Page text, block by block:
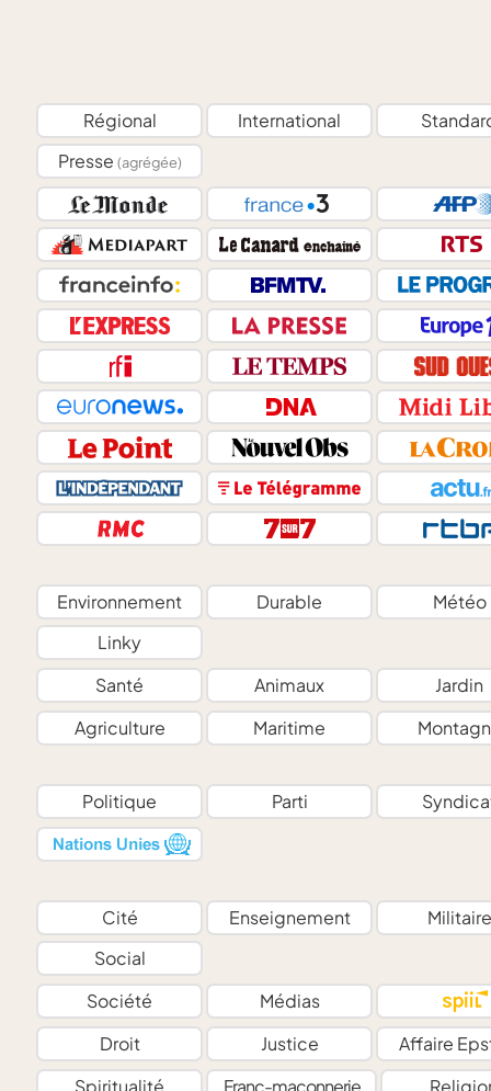
Régional International
Presse (agrégée)
Environnement Durable
Météo
Linky
Santé
Animaux
Jardin
Agriculture
Maritime
Politique Parti
Cité Enseignement
Militaire
Social
Société
Médias
Droit
Justice
Affaire
Spiritualité
Franc-maçonnerie